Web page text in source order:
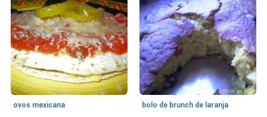
ovos mexicana bolo de brunch de laranja